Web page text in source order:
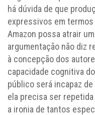
há dúvida de que
expressivos em
Amazon possa atrair
argumentação não diz
à concepção dos
capacidade cognitiva
público será incapaz
ela precisa ser
a ironia de tantos